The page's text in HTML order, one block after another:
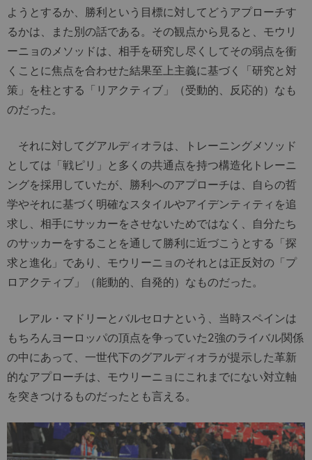
ようとするか、勝利という目標に対してどうアプローチす
るかは、また別の話である。その観点から見ると、モウリ
ーニョのメソッドは、相手を研究し尽くしてその弱点を衝
くことに焦点を合わせた結果至上主義に基づく「研究と対
策」を柱とする「リアクティブ」（受動的、反応的）なも
のだった。
それに対してグアルディオラは、トレーニングメソッド
としては「戦ピリ」と多くの共通点を持つ構造化トレーニ
ングを採用していたが、勝利へのアプローチは、自らの哲
学やそれに基づく明確なスタイルやアイデンティティを追
求し、相手にサッカーをさせないためではなく、自分たち
のサッカーをすることを通して勝利に近づこうとする「探
求と進化」であり、モウリーニョのそれとは正反対の「プ
ロアクティブ」（能動的、自発的）なものだった。
レアル・マドリーとバルセロナという、当時スペインは
もちろんヨーロッパの頂点を争っていた2強のライバル関係
の中にあって、一世代下のグアルディオラが提示した革新
的なアプローチは、モウリーニョにこれまでにない対立軸
を突きつけるものだったとも言える。